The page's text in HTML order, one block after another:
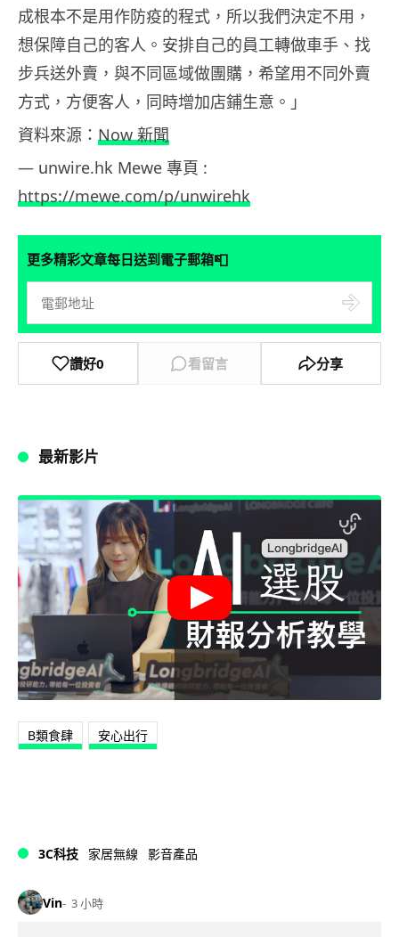
成根本不是用作防疫的程式，所以我們決定不用，
想保障自己的客人。安排自己的員工轉做車手、找
步兵送外賣，與不同區域做團購，希望用不同外賣
方式，方便客人，同時增加店鋪生意。」
資料來源： Now 新聞
— unwire.hk Mewe 專頁 :
https://mewe.com/p/unwirehk
更多精彩文章每日送到電子郵箱📮
讚好0 看留言 分享
最新影片
B類食肆 安心出行
3C科技 家居無線 影音產品
Vin 3 小時